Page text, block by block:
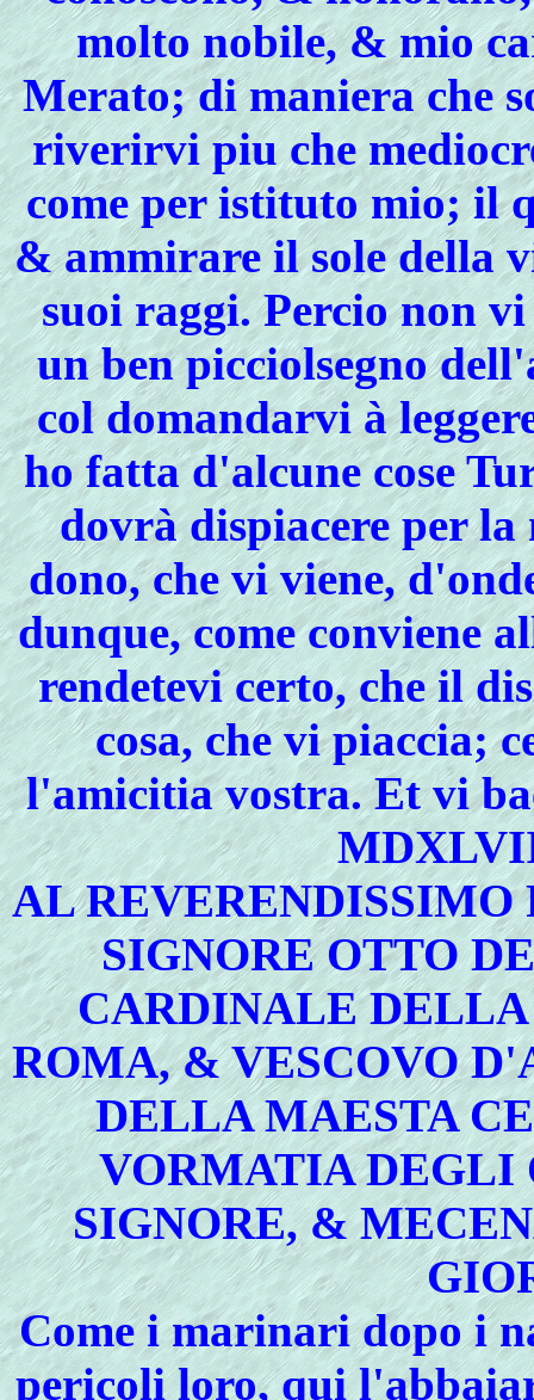
molto nobile, & mio
Merato; di maniera che
riverirvi piu che
come per istituto mio; il
& ammirare il sole della
suoi raggi. Percio non
un ben picciolsegno
col domandarvi à
ho fatta d'alcune cose
dovrà dispiacere per
dono, che vi viene,
dunque, come conviene
rendetevi certo, che il
cosa, che vi piaccia;
l'amicitia vostra. Et vi
AL REVERENDISSIMO
SIGNORE OTTO
CARDINALE DELLA
ROMA, & VESCOVO
DELLA MAESTA
VORMATIA
SIGNORE, &
Come i marinari dopo i
pericoli loro, qui